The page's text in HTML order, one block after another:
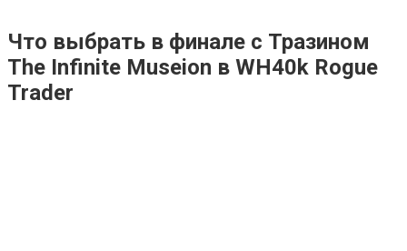
Что выбрать в финале с Тразином
The Infinite Museion в WH40k Rogue
Trader